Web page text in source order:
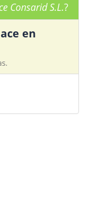
Consarid S.L.?
en